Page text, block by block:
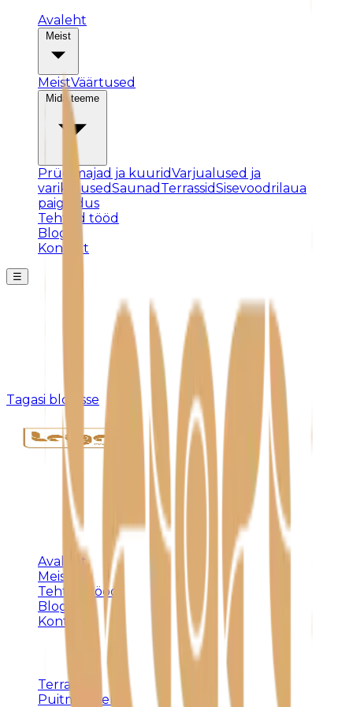
Avaleht
MeistVäärtused
Prügimajad ja kuuridVarjualused ja
varikatusedSaunad TerrassidSisevoodrilaua
paigaldus
Tehtud tööd
Blogi
Kontakt
☰
Posti ei leitud
Kahjuks pole sellist postitust olemas või see on
Tagasi blogisse
Täispuidust eritellimusmööbel, terrassid ja
varjualused – meistritöö Harjumaal alates 1992.
KLIENDILE
Avaleht
Meist
Tehtud tööd
Blogi
Kontakt
TEENUSED
Terrassid
Puitmööbel